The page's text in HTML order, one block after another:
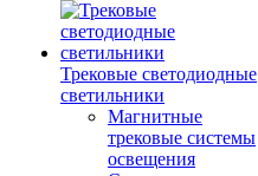
Трековые светодиодные
светильники
Магнитные
трековые системы
освещения